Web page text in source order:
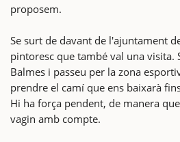
proposem.
Se surt de davant de l'ajuntament
pintoresc que també val una visita.
Balmes i passeu per la zona
prendre el camí que ens baixarà
Hi ha força pendent, de manera
vagin amb compte.